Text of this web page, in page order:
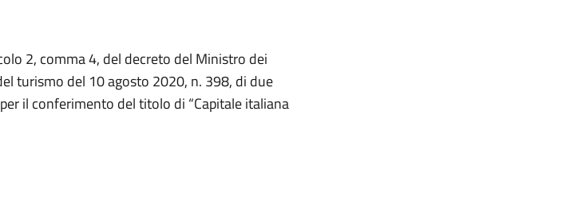
2, comma 4, del decreto del Ministro dei
turismo del 10 agosto 2020, n. 398, di due
il conferimento del titolo di “Capitale italiana